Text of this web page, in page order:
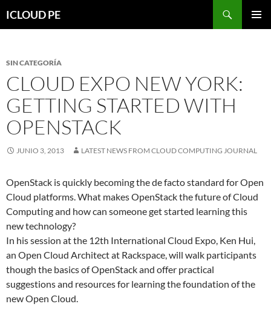
hacia
ICLOUD PE
SIN CATEGORÍA
CLOUD EXPO NEW YORK:
GETTING STARTED WITH
OPENSTACK
JUNIO 3, 2013 LATEST NEWS FROM CLOUD COMPUTING JOURNAL
OpenStack is quickly becoming the de facto standard for Open
Cloud platforms. What makes OpenStack the future of Cloud
Computing and how can someone get started learning this
new technology?
In his session at the 12th International Cloud Expo, Ken Hui,
an Open Cloud Architect at Rackspace, will walk participants
though the basics of OpenStack and offer practical
suggestions and resources for learning the foundation of the
new Open Cloud.